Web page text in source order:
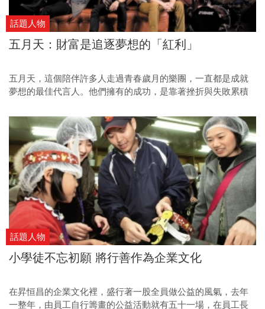
話題人物
五月天：財富是追逐夢想的「紅利」
五月天，這個陪伴許多人走過青春歲月的樂團，一直都是成就
夢想的最佳代言人。他們擁有的成功，是靠著挫折與失敗累積
話題人物
小學徒不忘初願 將行善作為企業文化
在昇恒昌的企業文化裡，盛行著一股全員做公益的風氣，去年
一整年，由員工自行籌畫的公益活動就有五十一場，在員工長